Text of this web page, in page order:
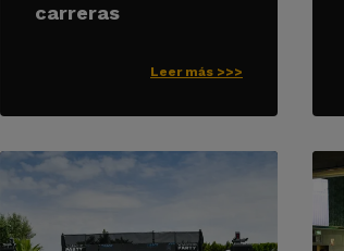
carreras
Leer más >>>